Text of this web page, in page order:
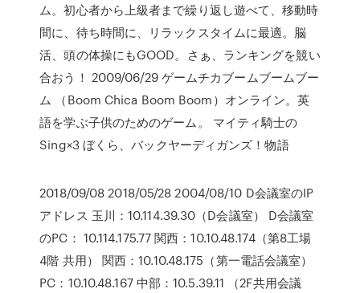
ム。初心者から上級者まで繰り返し遊べて、移動時
間に、待ち時間に、リラックスタイムに最適。脳
活、頭の体操にもGOOD。さぁ、ランキングを競い
合おう！ 2009/06/29 ゲームチカブームブームブー
ム （Boom Chica Boom Boom）オンライン。英
語を学ぶ子供のためのゲーム。 マイティ騎士の
Sing×3 ぼくら、バックヤーディガンズ！物語
2018/09/08 2018/05/28 2004/08/10 D会議室のIP
アドレス 玉川：10.114.39.30（D会議室） D会議室
のPC： 10.114.175.77 関西：10.10.48.174（第8工場
4階 共用） 関西：10.10.48.175（第一電話会議室）
PC：10.10.48.167 中部：10.5.39.11 （2F共用会議